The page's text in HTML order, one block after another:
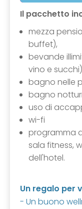
Il pacchetto
mezza
buffet),
bevande
vino e
bagno nelle
bagno
uso di
wi-fi
programma
sala fitness,
dell'hotel.
Un regalo per
- Un buono